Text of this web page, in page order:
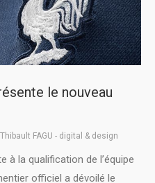
le nouveau
Thibault FAGU - digital & design
à la qualification de l’équipe
officiel a dévoilé le